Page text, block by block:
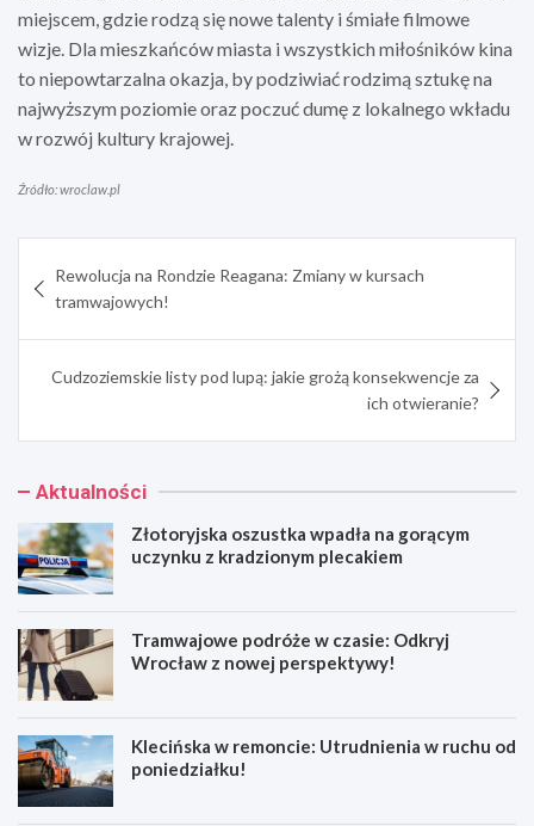
miejscem, gdzie rodzą się nowe talenty i śmiałe filmowe
wizje. Dla mieszkańców miasta i wszystkich miłośników kina
to niepowtarzalna okazja, by podziwiać rodzimą sztukę na
najwyższym poziomie oraz poczuć dumę z lokalnego wkładu
w rozwój kultury krajowej.
Źródło: wroclaw.pl
wpisu
Rewolucja na Rondzie Reagana: Zmiany w kursach
tramwajowych!
Cudzoziemskie listy pod lupą: jakie grożą konsekwencje za
ich otwieranie?
Aktualności
Złotoryjska oszustka wpadła na gorącym
uczynku z kradzionym plecakiem
Tramwajowe podróże w czasie: Odkryj
Wrocław z nowej perspektywy!
Klecińska w remoncie: Utrudnienia w ruchu od
poniedziałku!